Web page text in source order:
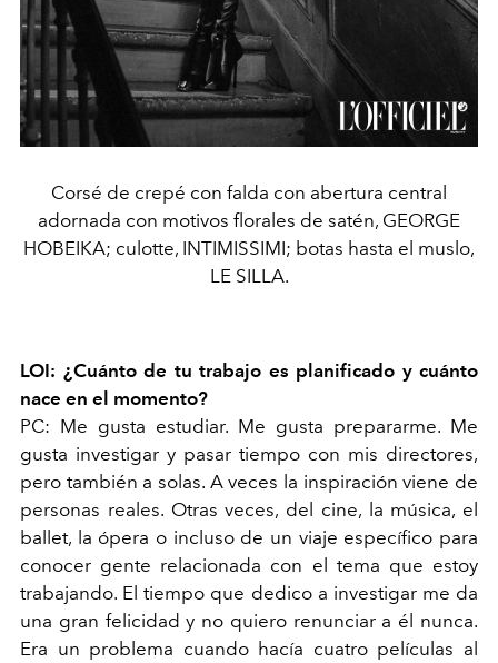
Corsé de crepé con falda con abertura central
adornada con motivos florales de satén, GEORGE
HOBEIKA; culotte, INTIMISSIMI; botas hasta el muslo,
LE SILLA.
LOI: ¿Cuánto de tu trabajo es planificado y cuánto
nace en el momento?
PC: Me gusta estudiar. Me gusta prepararme. Me
gusta investigar y pasar tiempo con mis directores,
pero también a solas. A veces la inspiración viene de
personas reales. Otras veces, del cine, la música, el
ballet, la ópera o incluso de un viaje específico para
conocer gente relacionada con el tema que estoy
trabajando. El tiempo que dedico a investigar me da
una gran felicidad y no quiero renunciar a él nunca.
Era un problema cuando hacía cuatro películas al